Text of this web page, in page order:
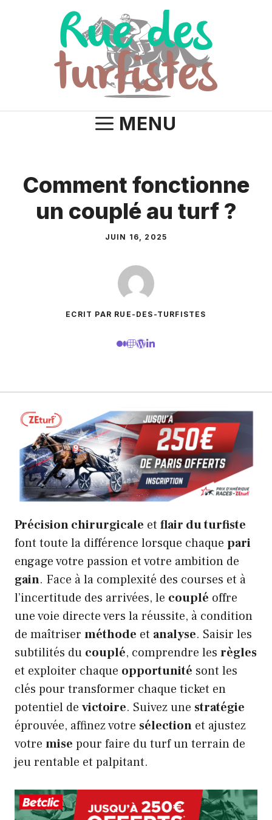
MENU
Comment fonctionne
un couplé au turf ?
JUIN 16, 2025
ECRIT PAR RUE-DES-TURFISTES
Précision chirurgicale et flair du turfiste
font toute la différence lorsque chaque pari
engage votre passion et votre ambition de
gain. Face à la complexité des courses et à
l’incertitude des arrivées, le couplé offre
une voie directe vers la réussite, à condition
de maîtriser méthode et analyse. Saisir les
subtilités du couplé, comprendre les règles
et exploiter chaque opportunité sont les
clés pour transformer chaque ticket en
potentiel de victoire. Suivez une stratégie
éprouvée, affinez votre sélection et ajustez
votre mise pour faire du turf un terrain de
jeu rentable et palpitant.